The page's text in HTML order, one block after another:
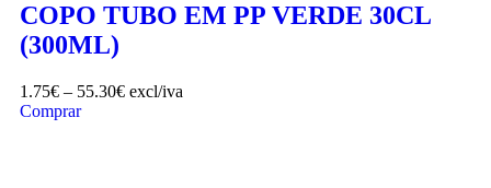
COPO TUBO EM PP VERDE 30CL
(300ML)
1.75€ – 55.30€ excl/iva
Comprar